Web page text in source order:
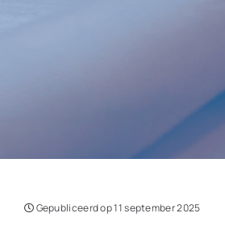
Gepubliceerd op 11 september 2025